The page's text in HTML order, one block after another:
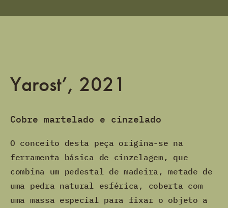
Yarost’, 2021
Cobre martelado e cinzelado
O conceito desta peça origina-se na
ferramenta básica de cinzelagem, que
combina um pedestal de madeira, metade de
uma pedra natural esférica, coberta com
uma massa especial para fixar o objeto a